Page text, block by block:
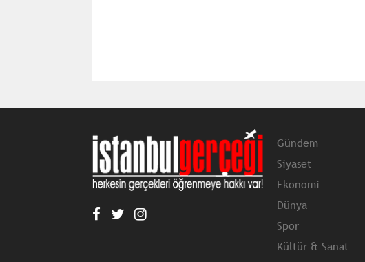
Gündem
Siyaset
Ekonomi
Dünya
Spor
Kültür & Sanat